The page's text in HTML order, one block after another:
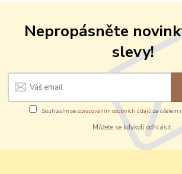
Nepropásněte
slevy!
Souhlasím se zpracováním osobních údajůza účelem
Můžete se kdykoli odhlásit.